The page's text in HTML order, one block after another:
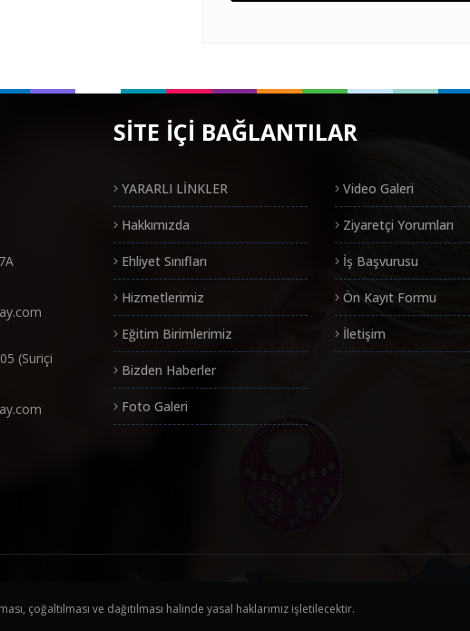
(Suriçi
SİTE İÇİ BAĞLANTILAR
YARARLI LİNKLER
Hakkımızda
Ehliyet Sınıfları
Hizmetlerimiz
Eğitim Birimlerimiz
Bizden Haberler
Foto Galeri
Video Galeri
Ziyaretçi Yorumları
İş Başvurusu
Ön Kayıt Formu
İletişim
çoğaltılması ve dağıtılması halinde yasal haklarımız işletilecektir.